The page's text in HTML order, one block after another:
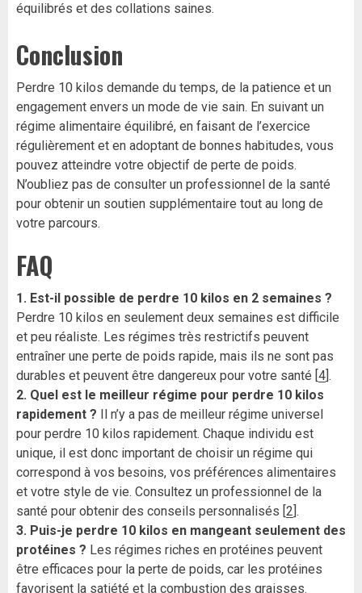
équilibrés et des collations saines.
Conclusion
Perdre 10 kilos demande du temps, de la patience et un
engagement envers un mode de vie sain. En suivant un
régime alimentaire équilibré, en faisant de l’exercice
régulièrement et en adoptant de bonnes habitudes, vous
pouvez atteindre votre objectif de perte de poids.
N’oubliez pas de consulter un professionnel de la santé
pour obtenir un soutien supplémentaire tout au long de
votre parcours.
FAQ
1. Est-il possible de perdre 10 kilos en 2 semaines ?
Perdre 10 kilos en seulement deux semaines est difficile
et peu réaliste. Les régimes très restrictifs peuvent
entraîner une perte de poids rapide, mais ils ne sont pas
durables et peuvent être dangereux pour votre santé [4].
2. Quel est le meilleur régime pour perdre 10 kilos
rapidement ? Il n’y a pas de meilleur régime universel
pour perdre 10 kilos rapidement. Chaque individu est
unique, il est donc important de choisir un régime qui
correspond à vos besoins, vos préférences alimentaires
et votre style de vie. Consultez un professionnel de la
santé pour obtenir des conseils personnalisés [2].
3. Puis-je perdre 10 kilos en mangeant seulement des
protéines ? Les régimes riches en protéines peuvent
être efficaces pour la perte de poids, car les protéines
favorisent la satiété et la combustion des graisses.